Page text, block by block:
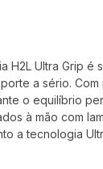
H2L Ultra Grip é
a sério.
o equilíbrio
à mão com
a tecnologia